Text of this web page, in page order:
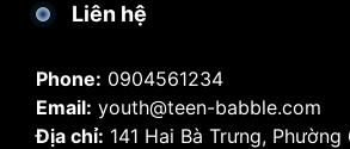
Liên hệ
Phone: 0904561234
Email: youth@teen-babble.com
Địa chỉ: 141 Hai Bà Trưng, Phường